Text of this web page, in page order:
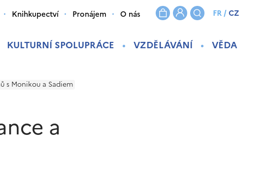
KULTURNÍ SPOLUPRÁCE VZDĚLÁVÁNÍ VĚDA
Knihkupectví Pronájem O nás FR/CZ
s Monikou a Sadiem
a